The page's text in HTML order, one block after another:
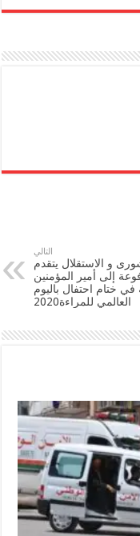
التالي
و الاستقلال يتقدم
إلى أمير المؤمنين
ختام احتفال باليوم
العالمي للمراءة2020